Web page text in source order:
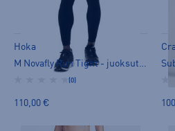
Hoka
(0)
110,00 €